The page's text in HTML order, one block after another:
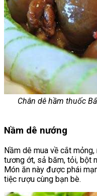
Chân dê hầm thuốc
Nầm dê nướng
Nầm dê mua về cắt
tương ớt, sả băm, tỏi, bột
Món ăn này được phái
tiệc rượu cùng bạn bè.